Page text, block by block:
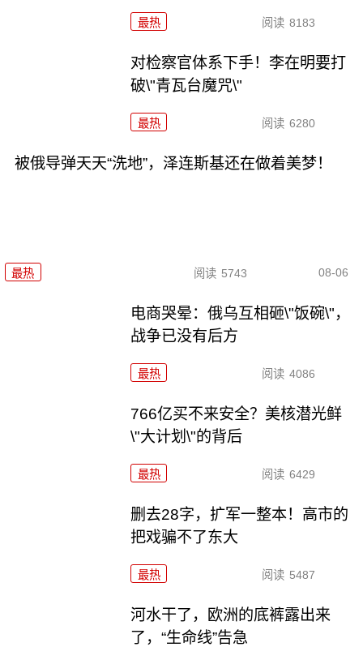
最热 阅读 8183
对检察官体系下手！李在明要打
破\"青瓦台魔咒\"
最热 阅读 6280
被俄导弹天天“洗地”，泽连斯基还在做着美梦！
最热 阅读 5743 08-06
电商哭晕：俄乌互相砸\"饭碗\"，
战争已没有后方
最热 阅读 4086
766亿买不来安全？美核潜光鲜
\"大计划\"的背后
最热 阅读 6429
删去28字，扩军一整本！高市的
把戏骗不了东大
最热 阅读 5487
河水干了，欧洲的底裤露出来
了，“生命线”告急